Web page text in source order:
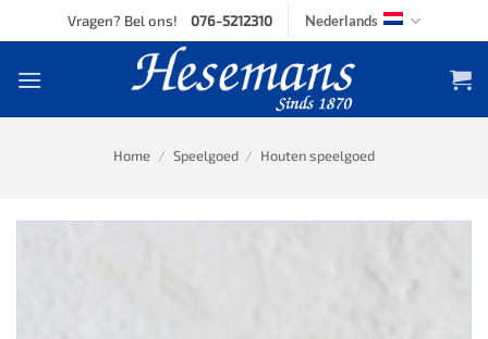
to
Vragen? Bel ons! 076-5212310 Nederlands
Home / Speelgoed / Houten speelgoed